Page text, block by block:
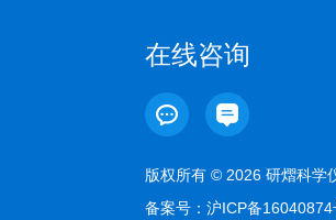
在线咨询
版权所有 © 2026 研熠科
备案号： 沪ICP备16040874